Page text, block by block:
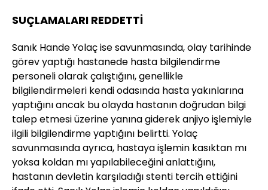
SUÇLAMALARI REDDETTİ
Sanık Hande Yolaç ise savunmasında, olay tarihinde
görev yaptığı hastanede hasta bilgilendirme
personeli olarak çalıştığını, genellikle
bilgilendirmeleri kendi odasında hasta yakınlarına
yaptığını ancak bu olayda hastanın doğrudan bilgi
talep etmesi üzerine yanına giderek anjiyo işlemiyle
ilgili bilgilendirme yaptığını belirtti. Yolaç
savunmasında ayrıca, hastaya işlemin kasıktan mı
yoksa koldan mı yapılabileceğini anlattığını,
hastanın devletin karşıladığı stenti tercih ettiğini